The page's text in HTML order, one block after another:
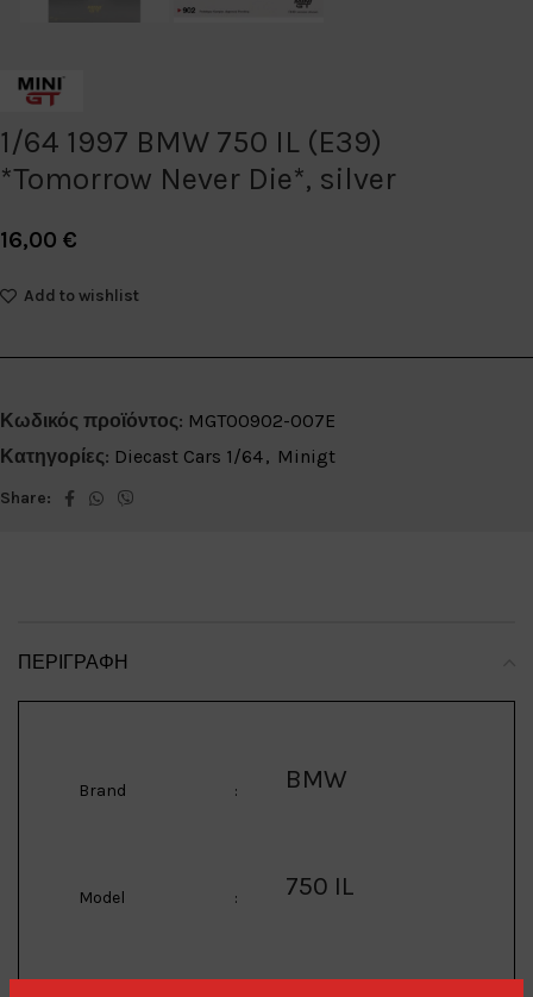
1/64 1997 BMW 750 IL (E39)
*Tomorrow Never Die*, silver
16,00 €
Add to wishlist
Κωδικός προϊόντος: MGT00902-007E
Κατηγορίες: Diecast Cars 1/64, Minigt
Share:
ΠΕΡΙΓΡΑΦΉ
Brand : BMW
Model : 750 IL